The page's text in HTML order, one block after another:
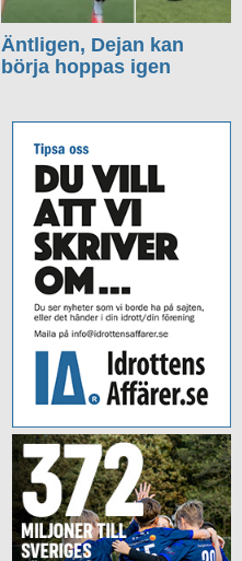
Äntligen, Dejan kan
börja hoppas igen